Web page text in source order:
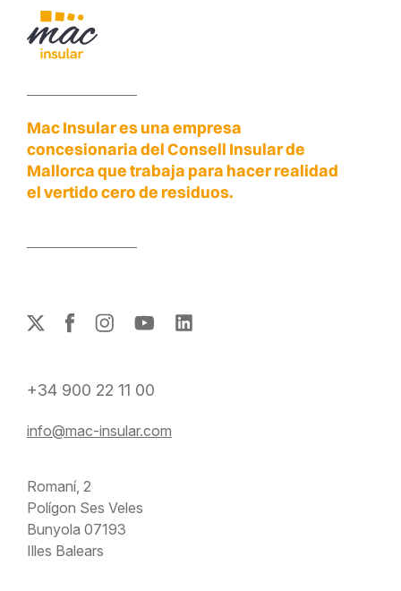
Mac Insular es una empresa
concesionaria del Consell Insular de
Mallorca que trabaja para hacer realidad
el vertido cero de residuos.
+34 900 22 11 00
info@mac-insular.com
Romaní, 2
Polígon Ses Veles
Bunyola 07193
Illes Balears